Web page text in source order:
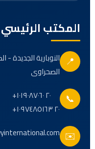
المكتب الرئيسي
📍
الصحراوى
📞
+٢٠ ١٠١٩٠٨٧٠٦٠
+٢٠ ١٠٩٧٤٨٥١٦٣
✉️